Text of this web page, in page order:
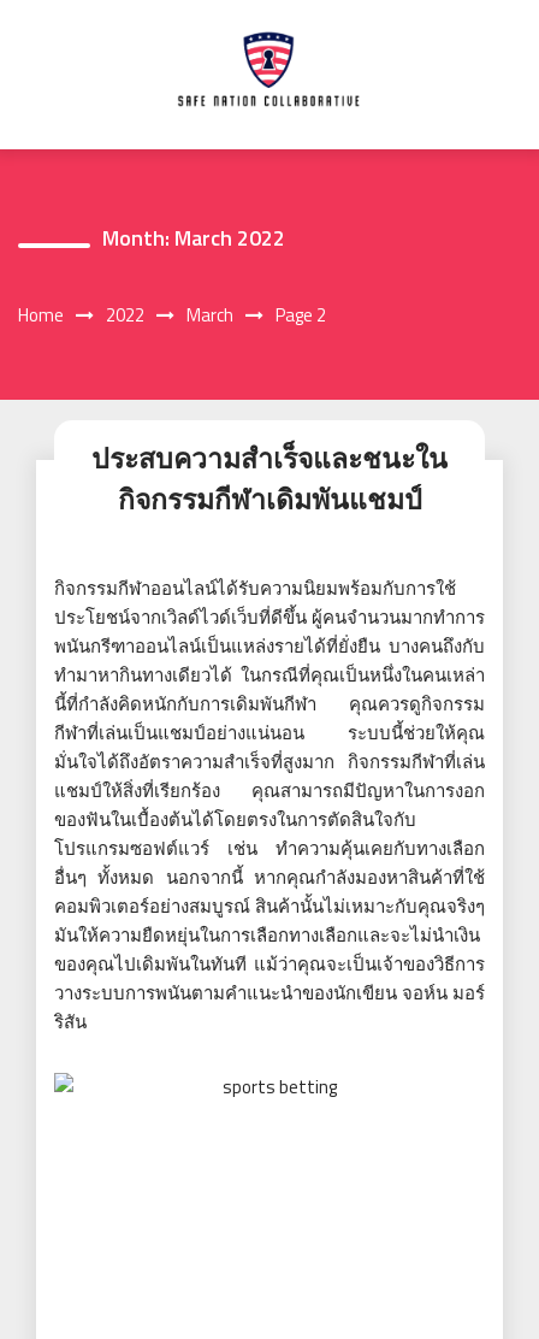
Month: March 2022
Home 2022 March Page 2
ประสบความสำเร็จและชนะใน
กิจกรรมกีฬาเดิมพันแชมป์
กิจกรรมกีฬาออนไลน์ได้รับความนิยมพร้อมกับการใช้
ประโยชน์จากเวิลด์ไวด์เว็บที่ดีขึ้น ผู้คนจำนวนมากทำการ
พนันกรีฑาออนไลน์เป็นแหล่งรายได้ที่ยั่งยืน บางคนถึงกับ
ทำมาหากินทางเดียวได้ ในกรณีที่คุณเป็นหนึ่งในคนเหล่า
นี้ที่กำลังคิดหนักกับการเดิมพันกีฬา คุณควรดูกิจกรรม
กีฬาที่เล่นเป็นแชมป์อย่างแน่นอน ระบบนี้ช่วยให้คุณ
มั่นใจได้ถึงอัตราความสำเร็จที่สูงมาก กิจกรรมกีฬาที่เล่น
แชมป์ให้สิ่งที่เรียกร้อง คุณสามารถมีปัญหาในการงอก
ของฟันในเบื้องต้นได้โดยตรงในการตัดสินใจกับ
โปรแกรมซอฟต์แวร์ เช่น ทำความคุ้นเคยกับทางเลือก
อื่นๆ ทั้งหมด นอกจากนี้ หากคุณกำลังมองหาสินค้าที่ใช้
คอมพิวเตอร์อย่างสมบูรณ์ สินค้านั้นไม่เหมาะกับคุณจริงๆ
มันให้ความยืดหยุ่นในการเลือกทางเลือกและจะไม่นำเงิน
ของคุณไปเดิมพันในทันที แม้ว่าคุณจะเป็นเจ้าของวิธีการ
วางระบบการพนันตามคำแนะนำของนักเขียน จอห์น มอร์
ริสัน